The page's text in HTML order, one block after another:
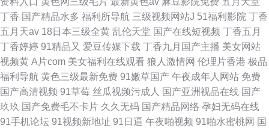
丁香 国产精品水多 福利所导航 三级视频网站J 51福利影院 丁香
五月天av 18日本三级全黄 乱伦天堂 国产在线短视频 丁香五月
丁香婷婷 91精品又 爱豆传媒下载 丁香九月国产主播 美女网站
视频黄 A片com 美女福利在线观看 狼人激情网 伦理片香港 极品
福利导航 黄色三级最新免费 91嫩草国产 午夜成年人网站 免费
国产高清视频 91草莓 丝瓜视频污成人 国产亚洲视品在线 国产
玖玖 国产免费毛不卡片 久久无码 国产精品网络 孕妇无码在线
91手机论坛 91视频新地址 91日逼 午夜啪视频 91啪水蜜桃网 国